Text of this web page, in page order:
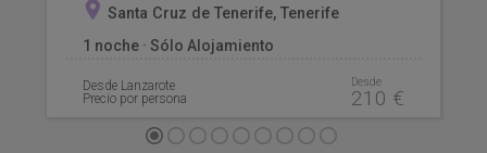
Santa Cruz de Tenerife, Tenerife
1 noche · Sólo Alojamiento
Desde Lanzarote
Precio por persona
Desde
210 €